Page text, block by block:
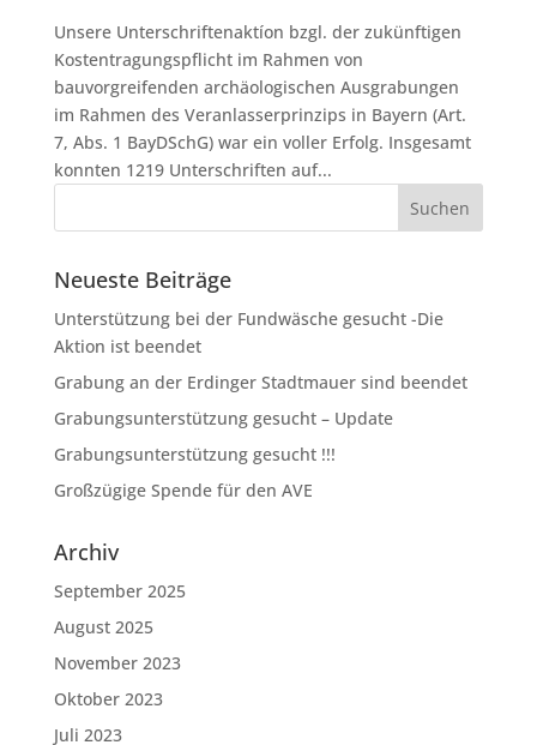
Unsere Unterschriftenaktíon bzgl. der zukünftigen
Kostentragungspflicht im Rahmen von
bauvorgreifenden archäologischen Ausgrabungen
im Rahmen des Veranlasserprinzips in Bayern (Art.
7, Abs. 1 BayDSchG) war ein voller Erfolg. Insgesamt
konnten 1219 Unterschriften auf...
Neueste Beiträge
Unterstützung bei der Fundwäsche gesucht -Die
Aktion ist beendet
Grabung an der Erdinger Stadtmauer sind beendet
Grabungsunterstützung gesucht – Update
Grabungsunterstützung gesucht !!!
Großzügige Spende für den AVE
Archiv
September 2025
August 2025
November 2023
Oktober 2023
Juli 2023